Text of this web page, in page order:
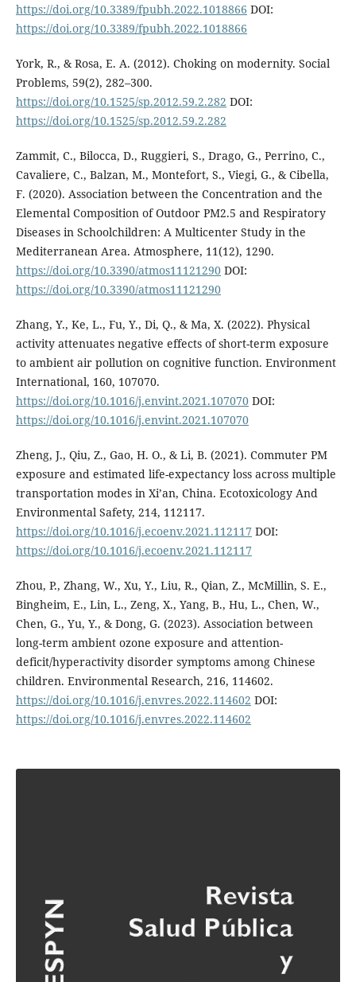
https://doi.org/10.3389/fpubh.2022.1018866 DOI:
https://doi.org/10.3389/fpubh.2022.1018866
York, R., & Rosa, E. A. (2012). Choking on modernity. Social
Problems, 59(2), 282–300.
https://doi.org/10.1525/sp.2012.59.2.282 DOI:
https://doi.org/10.1525/sp.2012.59.2.282
Zammit, C., Bilocca, D., Ruggieri, S., Drago, G., Perrino, C.,
Cavaliere, C., Balzan, M., Montefort, S., Viegi, G., & Cibella,
F. (2020). Association between the Concentration and the
Elemental Composition of Outdoor PM2.5 and Respiratory
Diseases in Schoolchildren: A Multicenter Study in the
Mediterranean Area. Atmosphere, 11(12), 1290.
https://doi.org/10.3390/atmos11121290DOI:
https://doi.org/10.3390/atmos11121290
Zhang, Y., Ke, L., Fu, Y., Di, Q., & Ma, X. (2022). Physical
activity attenuates negative effects of short-term exposure
to ambient air pollution on cognitive function. Environment
International, 160, 107070.
https://doi.org/10.1016/j.envint.2021.107070DOI:
https://doi.org/10.1016/j.envint.2021.107070
Zheng, J., Qiu, Z., Gao, H. O., & Li, B. (2021). Commuter PM
exposure and estimated life-expectancy loss across multiple
transportation modes in Xi’an, China. Ecotoxicology And
Environmental Safety, 214, 112117.
https://doi.org/10.1016/j.ecoenv.2021.112117 DOI:
https://doi.org/10.1016/j.ecoenv.2021.112117
Zhou, P., Zhang, W., Xu, Y., Liu, R., Qian, Z., McMillin, S. E.,
Bingheim, E., Lin, L., Zeng, X., Yang, B., Hu, L., Chen, W.,
Chen, G., Yu, Y., & Dong, G. (2023). Association between
long-term ambient ozone exposure and attention-
deficit/hyperactivity disorder symptoms among Chinese
children. Environmental Research, 216, 114602.
https://doi.org/10.1016/j.envres.2022.114602 DOI:
https://doi.org/10.1016/j.envres.2022.114602